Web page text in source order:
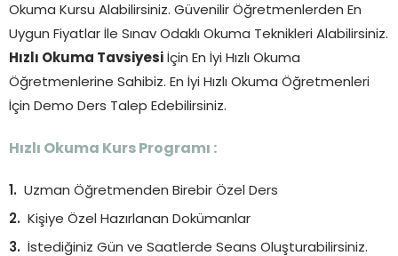
Okuma Kursu Alabilirsiniz. Güvenilir Öğretmenlerden En
Uygun Fiyatlar İle Sınav Odaklı Okuma Teknikleri Alabilirsiniz.
Hızlı Okuma Tavsiyesi
İçin En İyi Hızlı Okuma
Öğretmenlerine Sahibiz. En İyi Hızlı Okuma Öğretmenleri
İçin Demo Ders Talep Edebilirsiniz.
Hızlı Okuma Kurs Programı :
Uzman Öğretmenden Birebir Özel Ders
Kişiye Özel Hazırlanan Dokümanlar
İstediğiniz Gün ve Saatlerde Seans Oluşturabilirsiniz.